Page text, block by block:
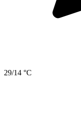
29/14 °C